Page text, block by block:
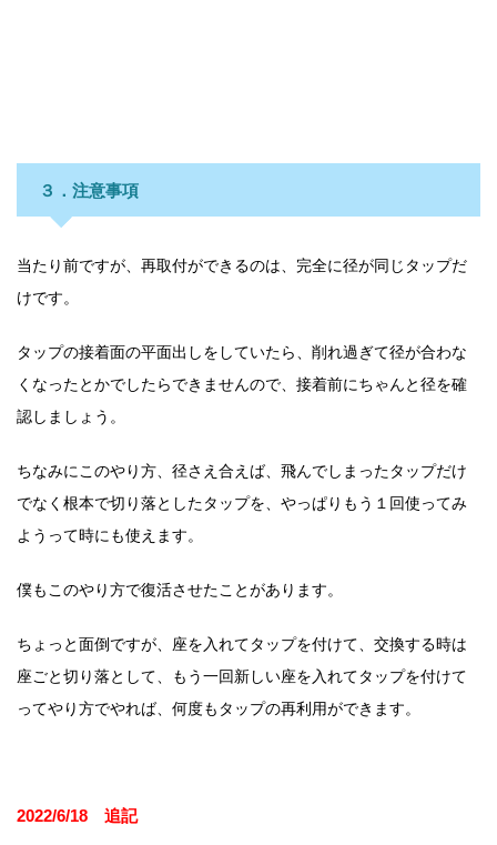
３．注意事項
当たり前ですが、再取付ができるのは、完全に径が同じタップだ
けです。
タップの接着面の平面出しをしていたら、削れ過ぎて径が合わな
くなったとかでしたらできませんので、接着前にちゃんと径を確
認しましょう。
ちなみにこのやり方、径さえ合えば、飛んでしまったタップだけ
でなく根本で切り落としたタップを、やっぱりもう１回使ってみ
ようって時にも使えます。
僕もこのやり方で復活させたことがあります。
ちょっと面倒ですが、座を入れてタップを付けて、交換する時は
座ごと切り落として、もう一回新しい座を入れてタップを付けて
ってやり方でやれば、何度もタップの再利用ができます。
2022/6/18 追記